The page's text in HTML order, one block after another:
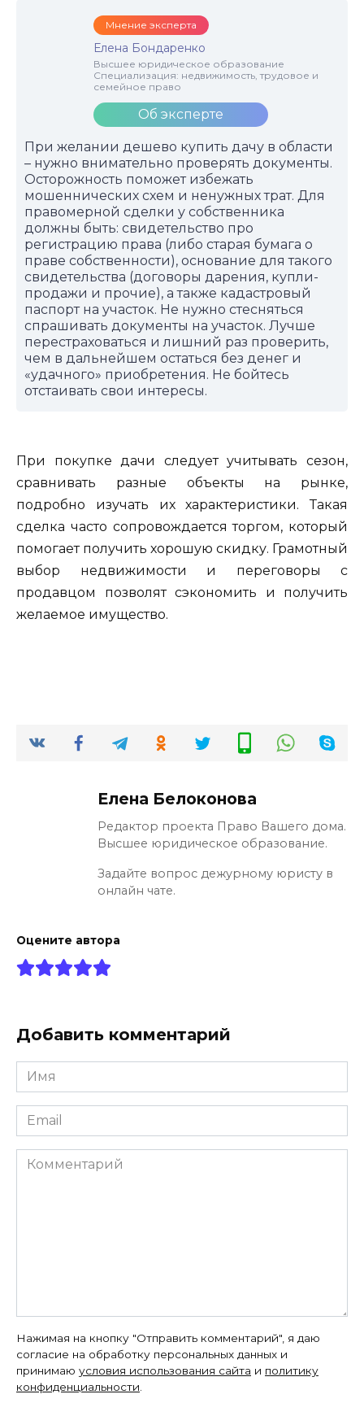
Мнение эксперта
Елена Бондаренко
Высшее юридическое образование
Специализация: недвижимость, трудовое и
семейное право
Об эксперте
При желании дешево купить дачу в области
– нужно внимательно проверять документы.
Осторожность поможет избежать
мошеннических схем и ненужных трат. Для
правомерной сделки у собственника
должны быть: свидетельство про
регистрацию права (либо старая бумага о
праве собственности), основание для такого
свидетельства (договоры дарения, купли-
продажи и прочие), а также кадастровый
паспорт на участок. Не нужно стесняться
спрашивать документы на участок. Лучше
перестраховаться и лишний раз проверить,
чем в дальнейшем остаться без денег и
«удачного» приобретения. Не бойтесь
отстаивать свои интересы.
При покупке дачи следует учитывать сезон,
сравнивать разные объекты на рынке,
подробно изучать их характеристики. Такая
сделка часто сопровождается торгом, который
помогает получить хорошую скидку. Грамотный
выбор недвижимости и переговоры с
продавцом позволят сэкономить и получить
желаемое имущество.
Елена Белоконова
Редактор проекта Право Вашего дома.
Высшее юридическое образование.
Задайте вопрос дежурному юристу в
онлайн чате.
Оцените автора
Добавить комментарий
Имя
*
Email
*
Комментарий
Нажимая на кнопку "Отправить комментарий", я даю
согласие на обработку персональных данных и
принимаю условия использования сайта и политику
конфиденциальности